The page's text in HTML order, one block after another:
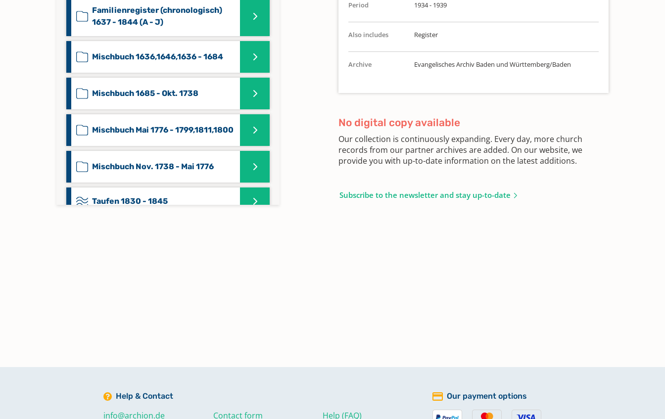
Familienregister (chronologisch)
1637 - 1844 (A - J)
Mischbuch 1636,1646,1636 - 1684
Mischbuch 1685 - Okt. 1738
Mischbuch Mai 1776 - 1799,1811,1800
Mischbuch Nov. 1738 - Mai 1776
Taufen 1830 - 1845
1829,1815
Period 1934 - 1939
Also includes Register
Archive Evangelisches Archiv Baden und Württemberg/Baden
No digital copy available
Our collection is continuously expanding. Every day, more church
records from our partner archives are added. On our website, we
provide you with up-to-date information on the latest additions.
Subscribe to the newsletter and stay up-to-date
Help & Contact
info@archion.de Contact form Help (FAQ)
Our payment options